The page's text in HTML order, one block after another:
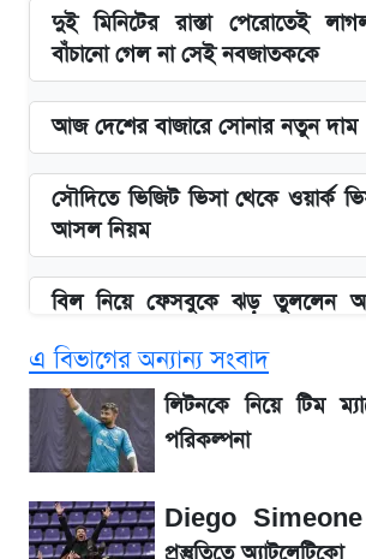
দুই মিনিটের রাস্তা পেরোতেই
বাঁচানো গেল না সেই নবজাতককে
আজ দেশের বাজারে সোনার নতুন দাম
সৌদিতে ভিজিট ভিসা থেকে ওয়ার্ক
আসল নিয়ম
বিল নিয়ে ফেসবুকে ঝড় তুললেন
আগামী ৪ দিনের আবহাওয়া নিয়ে বড়
লিটনকে নিয়ে টিম ম্যানেজমেন্টের নতুন
বাংলাদেশ নিয়ে যা বললেন সজীব
এ বিভাগের অন্যান্য সংবাদ
লিটনকে নিয়ে টিম
পরিকল্পনা
Diego Simeone